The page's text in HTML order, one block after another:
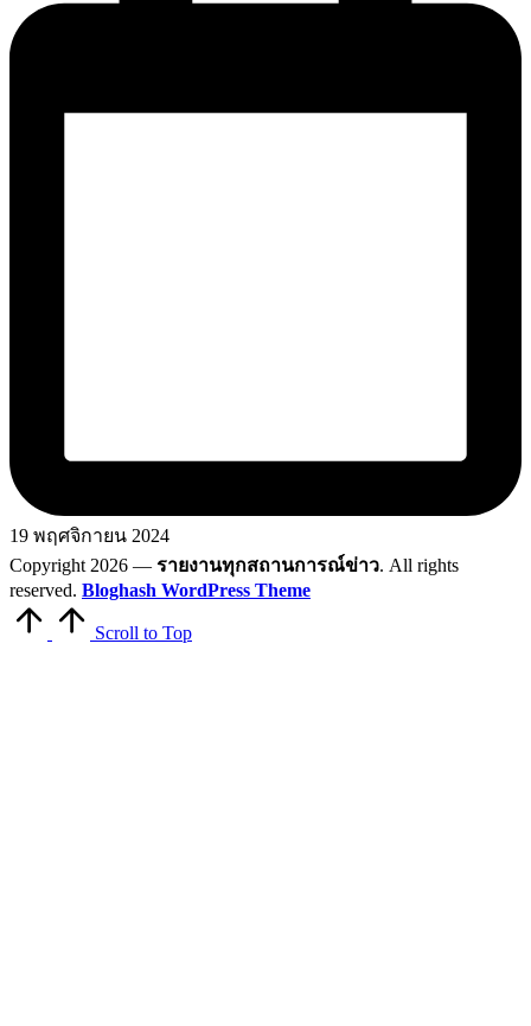
19 พฤศจิกายน 2024
Copyright 2026 — รายงานทุกสถานการณ์ข่าว. All rights
reserved. Bloghash WordPress Theme
Scroll to Top